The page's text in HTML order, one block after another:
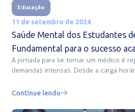
Educação
11 de setembro de 2024
Saúde Mental dos Estudantes
Fundamental para o sucesso
A jornada para se tornar um médico é
demandas intensas. Desde a carga
Continue lendo